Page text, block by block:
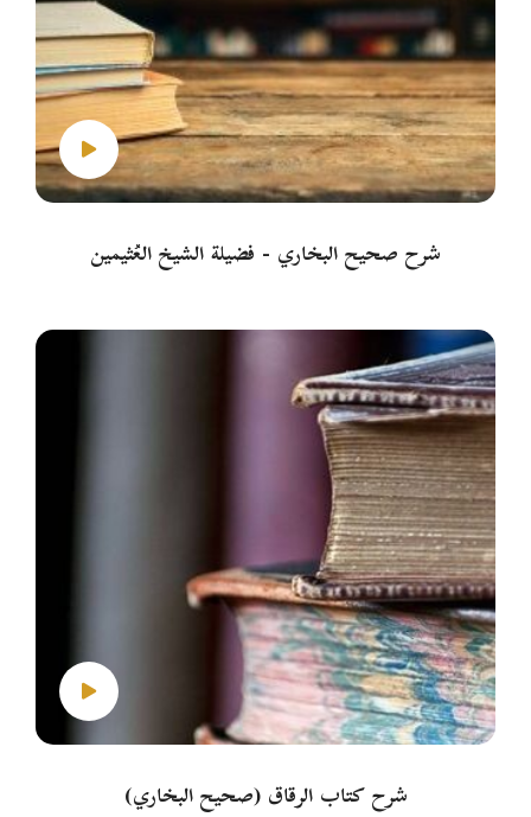
شرح صحيح البخاري - فضيلة الشيخ العُثيمين
شرح كتاب الرقاق (صحيح البخاري)